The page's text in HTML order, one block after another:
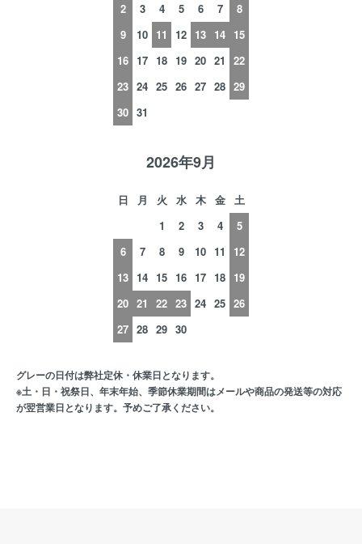
2
3 4 5 6 7
8
9
10 11 12 13 14 15
16 17 18 19 20 21
22
23 24 25 26 27 28 29
30 31
2026年9月
日 月 火 水 木 金
土
1
2 3 4
5
6
7 8 9 10 11
12
13 14 15 16 17 18 19
20 21 22 23 24 25 26
27 28 29 30
グレーの日付は弊社定休・休業日となります。
※土・日・祝祭日、年末年始、季節休業期間はメールや商品の発送等の対応
が翌営業日となります。予めご了承ください。